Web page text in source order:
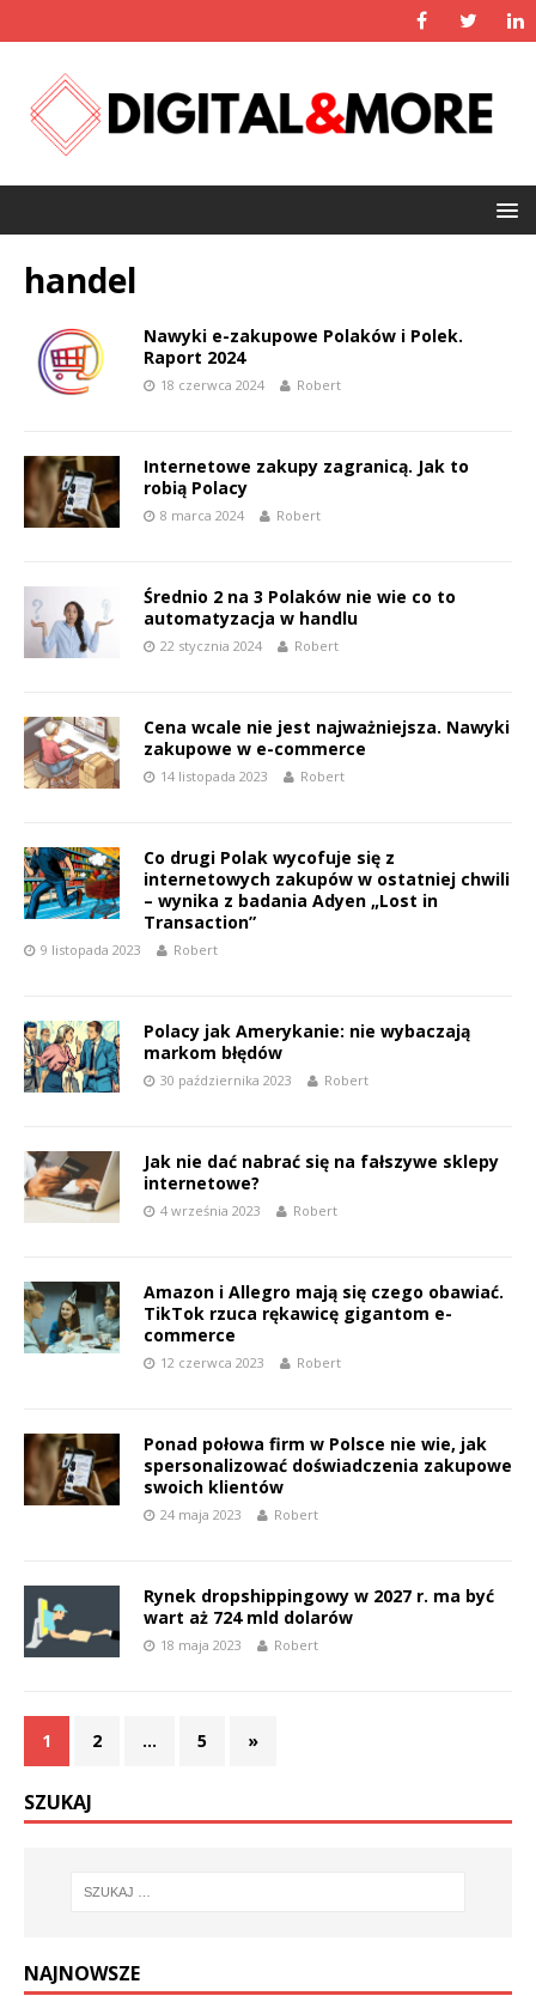
handel
Nawyki e-zakupowe Polaków i Polek.
Raport 2024
18 czerwca 2024 Robert
Internetowe zakupy zagranicą. Jak to
robią Polacy
8 marca 2024 Robert
Średnio 2 na 3 Polaków nie wie co to
automatyzacja w handlu
22 stycznia 2024 Robert
Cena wcale nie jest najważniejsza. Nawyki
zakupowe w e-commerce
14 listopada 2023 Robert
Co drugi Polak wycofuje się z
internetowych zakupów w ostatniej chwili
– wynika z badania Adyen „Lost in
Transaction”
9 listopada 2023 Robert
Polacy jak Amerykanie: nie wybaczają
markom błędów
30 października 2023 Robert
Jak nie dać nabrać się na fałszywe sklepy
internetowe?
4 września 2023 Robert
Amazon i Allegro mają się czego obawiać.
TikTok rzuca rękawicę gigantom e-
commerce
12 czerwca 2023 Robert
Ponad połowa firm w Polsce nie wie, jak
spersonalizować doświadczenia zakupowe
swoich klientów
24 maja 2023 Robert
Rynek dropshippingowy w 2027 r. ma być
wart aż 724 mld dolarów
18 maja 2023 Robert
1 2 … 5 »
SZUKAJ
NAJNOWSZE